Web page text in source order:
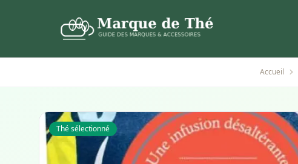
Accueil
Thé sélectionné